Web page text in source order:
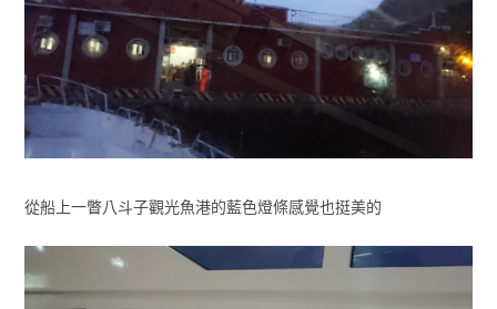
從船上一瞥八斗子觀光魚港的藍色燈條感覺也挺美的